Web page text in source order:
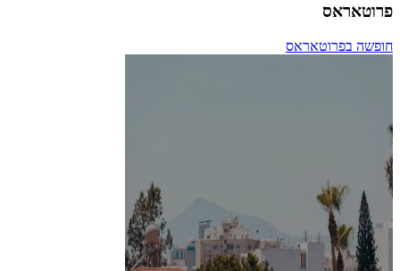
פרוטאראס
חופשה בפרוטאראס